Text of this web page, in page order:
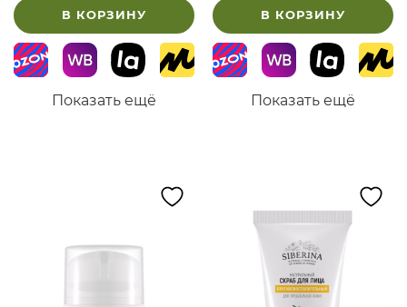
В КОРЗИНУ
Показать ещё
В КОРЗИНУ
Показать ещё